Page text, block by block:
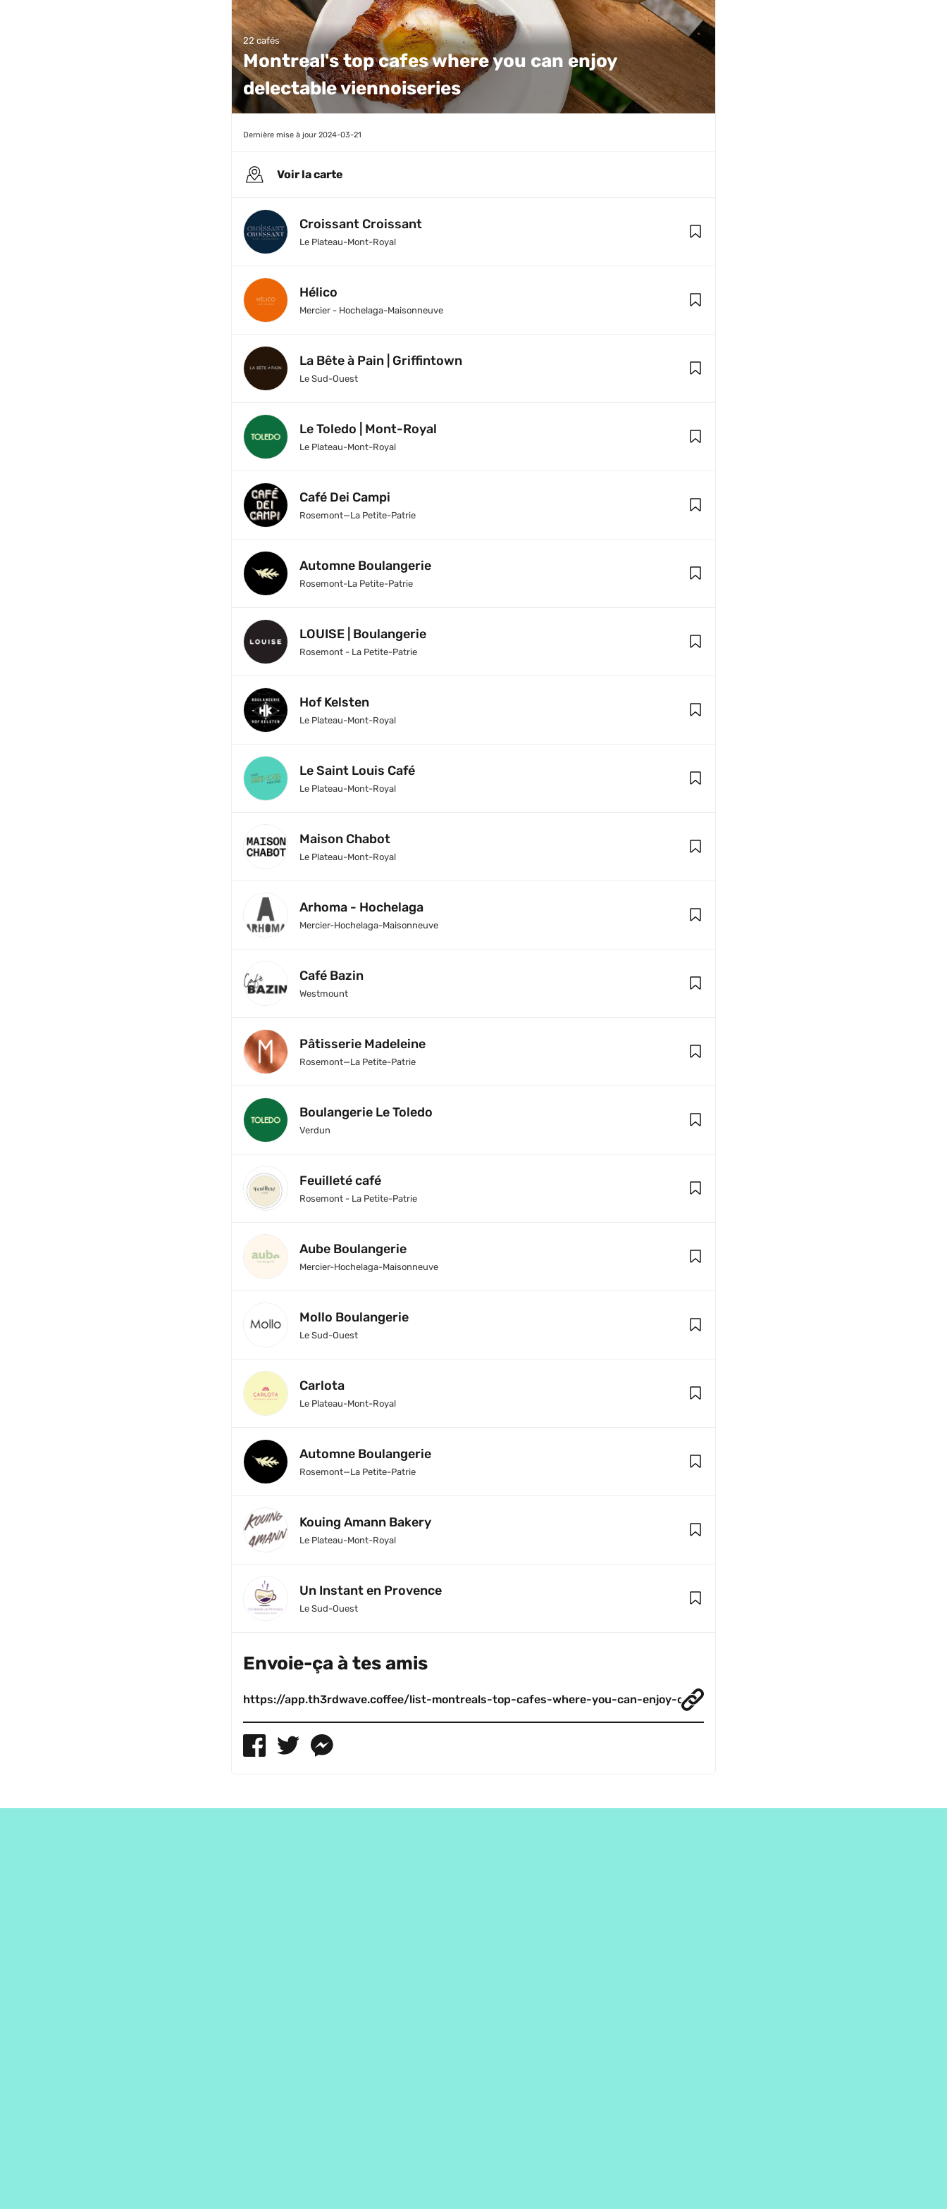
22 cafés
Montreal's top cafes where you can enjoy
delectable viennoiseries
Dernière mise à jour 2024-03-21
Voir la carte
Croissant Croissant
Le Plateau-Mont-Royal
Hélico
Mercier - Hochelaga-Maisonneuve
La Bête à Pain | Griffintown
Le Sud-Ouest
Le Toledo | Mont-Royal
Le Plateau-Mont-Royal
Café Dei Campi
Rosemont—La Petite-Patrie
Automne Boulangerie
Rosemont-La Petite-Patrie
LOUISE | Boulangerie
Rosemont - La Petite-Patrie
Hof Kelsten
Le Plateau-Mont-Royal
Le Saint Louis Café
Le Plateau-Mont-Royal
Maison Chabot
Le Plateau-Mont-Royal
Arhoma - Hochelaga
Mercier-Hochelaga-Maisonneuve
Café Bazin
Westmount
Pâtisserie Madeleine
Rosemont—La Petite-Patrie
Boulangerie Le Toledo
Verdun
Feuilleté café
Rosemont - La Petite-Patrie
Aube Boulangerie
Mercier-Hochelaga-Maisonneuve
Mollo Boulangerie
Le Sud-Ouest
Carlota
Le Plateau-Mont-Royal
Automne Boulangerie
Rosemont—La Petite-Patrie
Kouing Amann Bakery
Le Plateau-Mont-Royal
Un Instant en Provence
Le Sud-Ouest
Envoie-ça à tes amis